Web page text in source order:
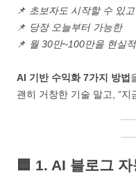
📌 초보자도 시작할 수 있고
📌 당장 오늘부터 가능한
📌 월 30만~100만을 현실
AI 기반 수익화 7가지 방법
괜히 거창한 기술 말고, “지
1. AI 블로그